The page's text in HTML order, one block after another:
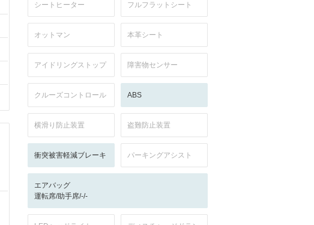
シートヒーター フルフラットシート
オットマン 本革シート
アイドリングストップ 障害物センサー
クルーズコントロール ABS
横滑り防止装置 盗難防止装置
衝突被害軽減ブレーキ パーキングアシスト
エアバッグ
運転席/助手席/-/-